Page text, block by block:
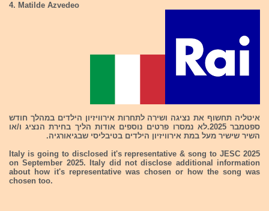
4. Matilde Azvedeo
איטליה תחשוף את נציגה ושירה לתחרות אירוויזיון הילדים במהלך חודש
ספטמבר 2025.לא נמסרו פרטים נוספים אודות הליך בחירת הנציג ו/או
השיר שישיר מעל במת אירוויזיון הילדים בטיבליסי שבגיאורגיה.
Italy is going to disclosed it's representative & song to JESC 2025
on September 2025. Italy did not disclose additional information
about how it's representative was chosen or how the song was
chosen too.